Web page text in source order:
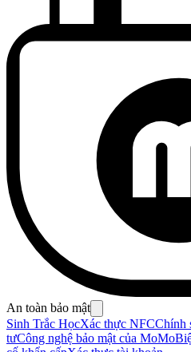
An toàn bảo mật
Sinh Trắc HọcXác thực NFCChính
tưCông nghệ bảo mật của MoMo